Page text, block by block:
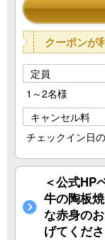
クーポンが
定員
1～2名様
キャンセル料
チェックイン日
＜公式
牛の陶板
な赤身の
げてくだ